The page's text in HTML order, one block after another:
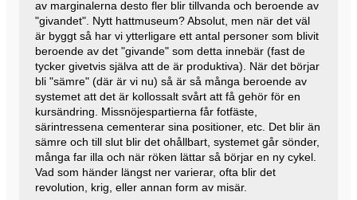
av marginalerna desto fler blir tillvanda och beroende av
"givandet". Nytt hattmuseum? Absolut, men när det väl
är byggt så har vi ytterligare ett antal personer som blivit
beroende av det "givande" som detta innebär (fast de
tycker givetvis själva att de är produktiva). När det börjar
bli "sämre" (där är vi nu) så är så många beroende av
systemet att det är kollossalt svårt att få gehör för en
kursändring. Missnöjespartierna får fotfäste,
särintressena cementerar sina positioner, etc. Det blir än
sämre och till slut blir det ohållbart, systemet går sönder,
många far illa och när röken lättar så börjar en ny cykel.
Vad som händer längst ner varierar, ofta blir det
revolution, krig, eller annan form av misär.